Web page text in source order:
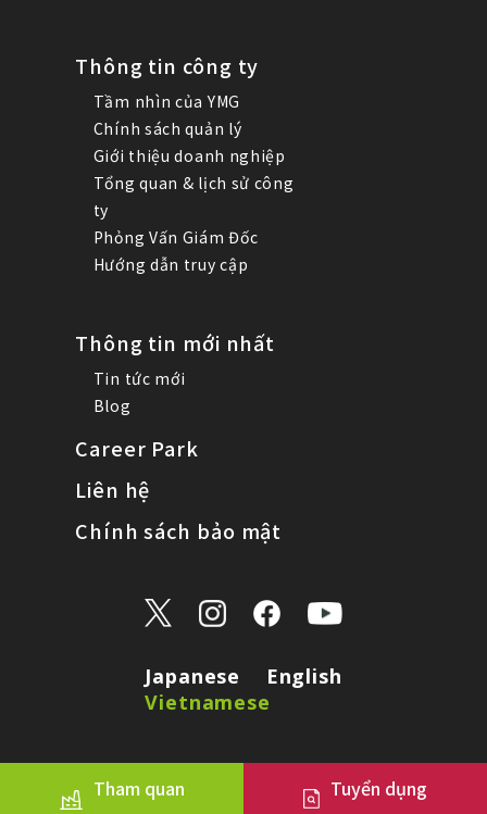
Thông tin công ty
Tầm nhìn của YMG
Chính sách quản lý
Giới thiệu doanh nghiệp
Tổng quan & lịch sử công
ty
Phỏng Vấn Giám Đốc
Hướng dẫn truy cập
Thông tin mới nhất
Tin tức mới
Blog
Career Park
Liên hệ
Chính sách bảo mật
Japanese
English
Vietnamese
Tham quan Tuyển dụng